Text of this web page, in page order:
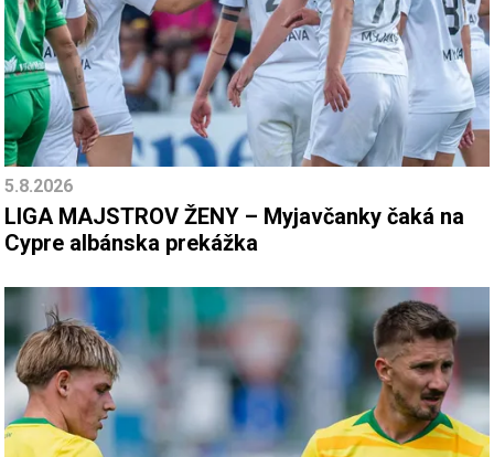
5.8.2026
LIGA MAJSTROV ŽENY – Myjavčanky čaká na
Cypre albánska prekážka